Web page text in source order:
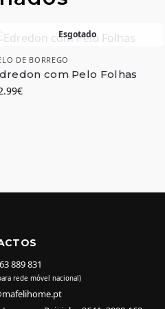
Esgotado
DE BORREGO
com Pelo Folhas
€
889 831
rede móvel nacional)